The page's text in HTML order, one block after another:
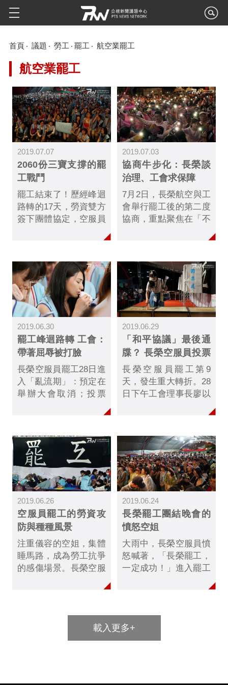
首頁 議題 勞工 罷工 航空業罷工
航空業罷工
2019.07.07
2060份三寶支撐的罷
工戰鬥
罷工結束了！歷經峰迴
路轉的17天，勞資雙方
簽下團體協定，空服員
利，桃園市空服員職業
示，留下來的2060份
「三寶」，形成一個有
信任的團結，避免信心
崩盤的潰散，讓幹部能
夠堅持談判到最後，是
很大的關鍵。
2019.07.03
協商牛步化：長榮談
治理、工會求保障
7月2日，長榮航空與工
會舉行罷工後的第二度
協商，重點聚焦在「不
27名被公司指涉「罷
5月8日取消調薪、年
終、福利的公告，雙方
達成初步共識。但是針
對和平協議條款中的爭
議，目前尚未展開協
商，因此雙方未簽約，
宣告再行協商。晚間罷
工空服員舉辦晚會，要
求總統出面解決，長榮
航空呼籲罷工空服員
「討證回家」，對於基
2019.06.30
罷工峰迴路轉 工會：
帶著屈辱被打臉
長榮空服員罷工28日進
入「亂流期」：預定在
舉辦大會取消；投票
「和平協議」；投票同
約又告破局。變化急
遽，轉折不斷 下，最
後協議破局。一名工會
幹部形容，「根本是帶
著屈辱去被打臉！」
2019.06.29
「和平協議」最後通
牒？ 長榮空服員投票
決定是否接受
長榮空服員罷工第9
天，發生重大轉折。28
日下午工會理事長廖以
「委屈書」進入長榮航
達空服員心聲。長榮航
空提出一份「和平協
議」希望幹部現場簽
署，遭到拒絕。工會晚
間舉行罷工會員投票，
決定是否接受公司協
議，或是繼續罷工。
2019.06.26
空服員罷工的勞資攻
防與種種風景
注重儀容的空姐，集體
睡馬路，成為勞工抗爭
的感傷場景。長榮空服
服員分成三班，全天候
席地而睡，展現堅強意
志，爭取勞工權益。長
榮航空透過內部壓力、
2019.06.24
長榮罷工團結晚會的
憤怒空姐
大雨中，長榮空服員憤
怒喊著，「長榮罷工，
一定成功！」進入罷工
罷工開始，至今交證罷
人，情形相當踴躍。23
日舉行團結晚會，1000
多位空服員大雨中聚
載入更多+